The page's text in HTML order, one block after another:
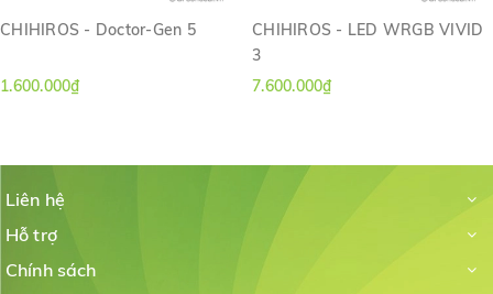
CHIHIROS - Doctor-Gen 5
1.600.000₫
CHIHIROS - LED WRGB VIVID
3
7.600.000₫
Liên hệ
Hỗ trợ
Chính sách